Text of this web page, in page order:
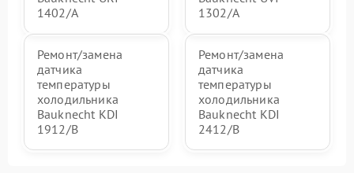
1402/A
1302/A
Ремонт/замена
датчика
температуры
холодильника
Bauknecht KDI
1912/B
Ремонт/замена
датчика
температуры
холодильника
Bauknecht KDI
2412/B